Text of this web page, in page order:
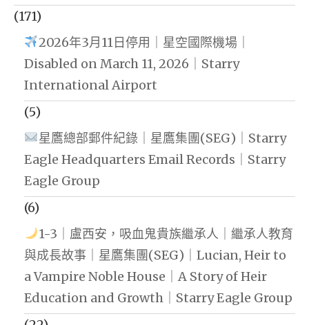
(171)
2026年3月11日停用｜星空國際機場｜
Disabled on March 11, 2026｜Starry
International Airport
(5)
星鷹總部郵件紀錄｜星鷹集團(SEG)｜Starry
Eagle Headquarters Email Records｜Starry
Eagle Group
(6)
1-3｜盧西安，吸血鬼貴族繼承人｜繼承人教育
與成長故事｜星鷹集團(SEG)｜Lucian, Heir to
a Vampire Noble House｜A Story of Heir
Education and Growth｜Starry Eagle Group